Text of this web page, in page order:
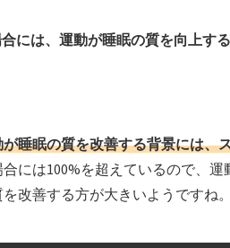
には、運動が睡眠の質を向上す
が睡眠の質を改善する背景には、
には100%を超えているので、
改善する方が大きいようですね。